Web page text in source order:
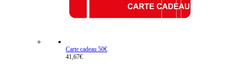
Carte cadeau 50€
41,67€